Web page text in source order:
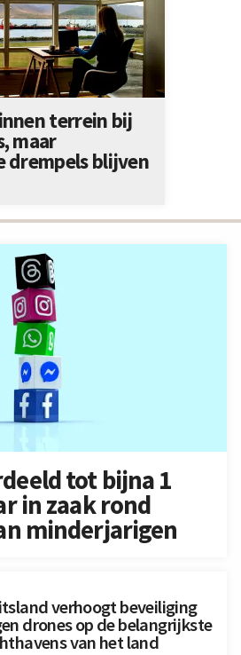
tot bijna 1
in zaak rond
minderjarigen
verhoogt beveiliging
drones op de belangrijkste
van het land
terrein bij
maar
drempels blijven